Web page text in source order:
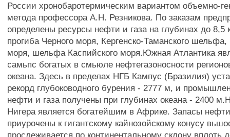
России хронобаротермическим вариантом объемно-
метода профессора А.Н. Резникова. По заказам
определены ресурсы нефти и газа на глубинах до 8,5
прогиба Черного моря, Кергенско-Таманского шельфа,
моря, шельфа Каспийского моря.Южная Атлантика
самьпс богатых в смьюле нефтегазоносности
океана. Здесь в пределах НГБ Кампус (Бразилия)
рекорд глубоководного бурения - 2777 м, и
нефти и газа получены при глубинах океана - 2400
Нигера является богатейшим в Африке. Запасы
приурочены к гигантскому кайнозойскому конусу
прослеживается по континентальному склону вплоть